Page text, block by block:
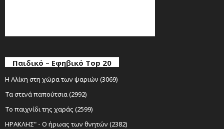
Παιδικό – Εφηβικό Top 20
Η Αλίκη στη χώρα των ψαριών (3069)
Τα στενά παπούτσια (2992)
Το παιχνίδι της χαράς (2599)
ΗΡΑΚΛΗΣ" - Ο ήρωας των θνητών (2382)